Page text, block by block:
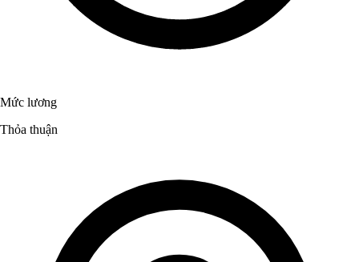
Mức lương
Thỏa thuận